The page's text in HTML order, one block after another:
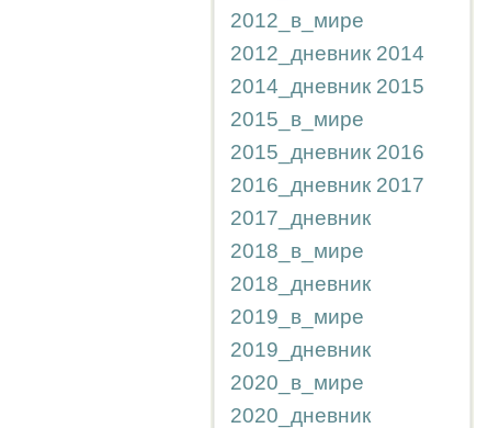
2012_в_мире
2012_дневник 2014
2014_дневник 2015
2015_в_мире
2015_дневник 2016
2016_дневник 2017
2017_дневник
2018_в_мире
2018_дневник
2019_в_мире
2019_дневник
2020_в_мире
2020_дневник